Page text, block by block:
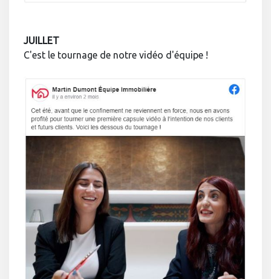
JUILLET
C'est le tournage de notre vidéo d'équipe !